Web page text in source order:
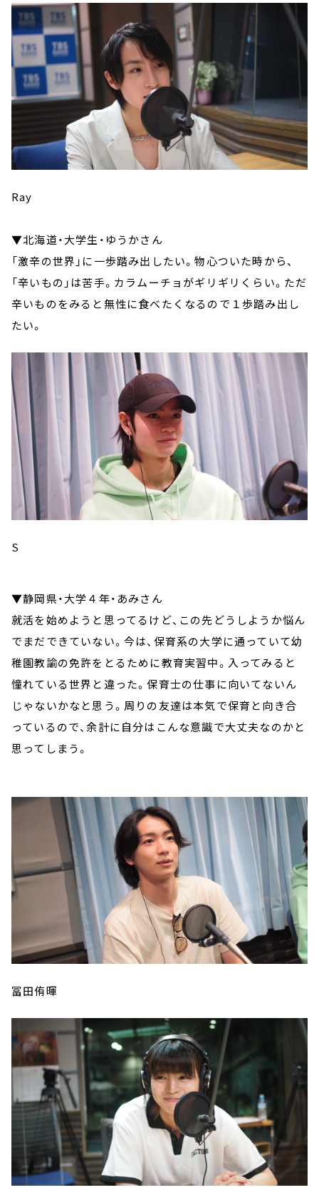
Ray
▼北海道・大学生・ゆうかさん
「激辛の世界」に一歩踏み出したい。物心ついた時から、
「辛いもの」は苦手。カラムーチョがギリギリくらい。ただ
辛いものをみると無性に食べたくなるので１歩踏み出し
たい。
S
▼静岡県・大学４年・あみさん
就活を始めようと思ってるけど、この先どうしようか悩ん
でまだできていない。今は、保育系の大学に通っていて幼
稚園教諭の免許をとるために教育実習中。入ってみると
憧れている世界と違った。保育士の仕事に向いてないん
じゃないかなと思う。周りの友達は本気で保育と向き合
っているので、余計に自分はこんな意識で大丈夫なのかと
思ってしまう。
冨田侑暉